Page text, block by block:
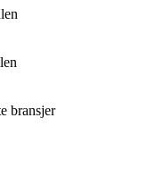
bransjer